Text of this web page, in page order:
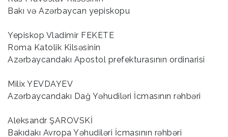
Bakı və Azərbaycan yepiskopu
Yepiskop Vladimir FEKETE
Roma Katolik Kilsəsinin
Azərbaycandakı Apostol prefekturasının ordinarisi
Milix YEVDAYEV
Azərbaycandakı Dağ Yəhudiləri İcmasının rəhbəri
Aleksandr ŞAROVSKİ
Bakıdakı Avropa Yəhudiləri İcmasının rəhbəri